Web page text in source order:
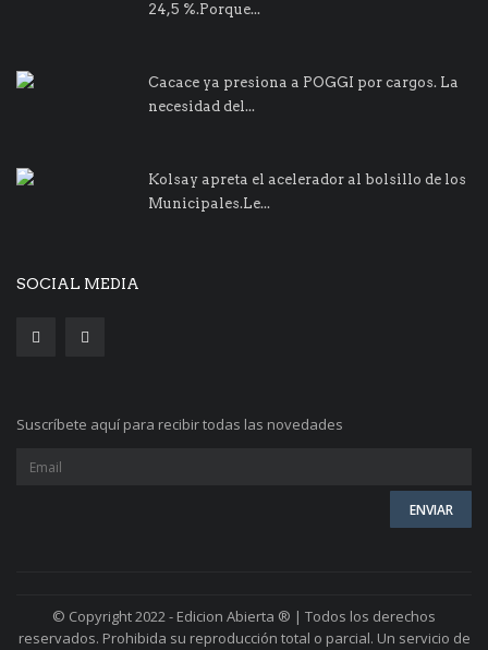
24,5 %.Porque...
Cacace ya presiona a POGGI por cargos. La
necesidad del...
Kolsay apreta el acelerador al bolsillo de los
Municipales.Le...
SOCIAL MEDIA
Suscríbete aquí para recibir todas las novedades
© Copyright 2022 - Edicion Abierta ® | Todos los derechos
reservados. Prohibida su reproducción total o parcial. Un servicio de